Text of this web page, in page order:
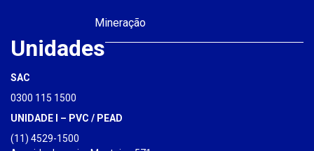
Mineração
Unidades
SAC
0300 115 1500
UNIDADE I – PVC / PEAD
(11) 4529-1500